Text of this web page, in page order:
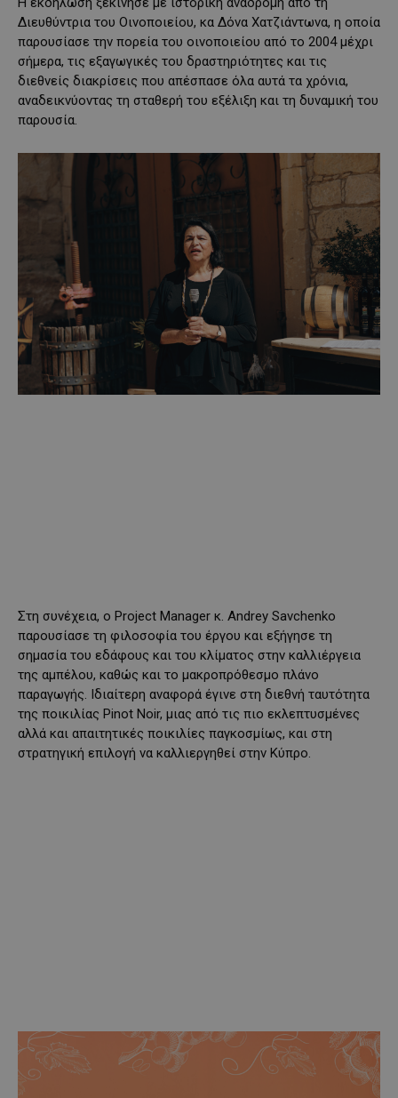
Διευθύντρια του Οινοποιείου, κα Δόνα Χατζιάντωνα, η οποία
παρουσίασε την πορεία του οινοποιείου από το 2004 μέχρι
σήμερα, τις εξαγωγικές του δραστηριότητες και τις
διεθνείς διακρίσεις που απέσπασε όλα αυτά τα χρόνια,
αναδεικνύοντας τη σταθερή του εξέλιξη και τη δυναμική του
παρουσία.
Στη συνέχεια, ο Project Manager κ. Andrey Savchenko
παρουσίασε τη φιλοσοφία του έργου και εξήγησε τη
σημασία του εδάφους και του κλίματος στην καλλιέργεια
της αμπέλου, καθώς και το μακροπρόθεσμο πλάνο
παραγωγής. Ιδιαίτερη αναφορά έγινε στη διεθνή ταυτότητα
της ποικιλίας Pinot Noir, μιας από τις πιο εκλεπτυσμένες
αλλά και απαιτητικές ποικιλίες παγκοσμίως, και στη
στρατηγική επιλογή να καλλιεργηθεί στην Κύπρο.